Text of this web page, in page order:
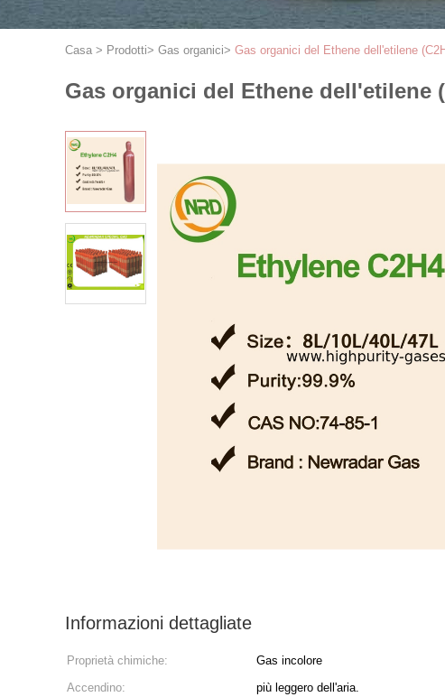
Casa > Prodotti> Gas organici> Gas organici del Ethene dell'etilene
Gas organici del Ethene dell'etilene
Informazioni dettagliate
Proprietà chimiche: Gas incolore
Accendino:
più leggero dell'aria.